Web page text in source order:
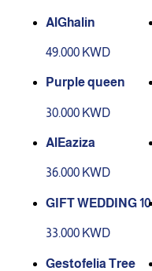
AlGhalin
49.000 KWD
Purple queen
30.000 KWD
AlEaziza
36.000 KWD
GIFT WEDDING 10
33.000 KWD
Gestofelia Tree